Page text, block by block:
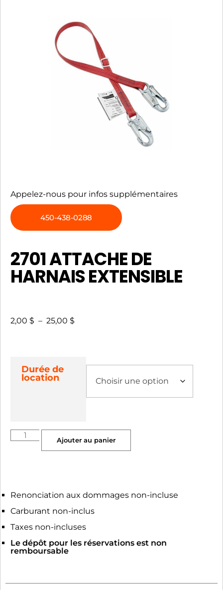
Appelez-nous pour infos supplémentaires
450-438-0288
2701 ATTACHE DE
HARNAIS EXTENSIBLE
2,00 $ – 25,00 $
Durée de
location
Ajouter au panier
Renonciation aux dommages non-incluse
Carburant non-inclus
Taxes non-incluses
Le dépôt pour les réservations est non
remboursable